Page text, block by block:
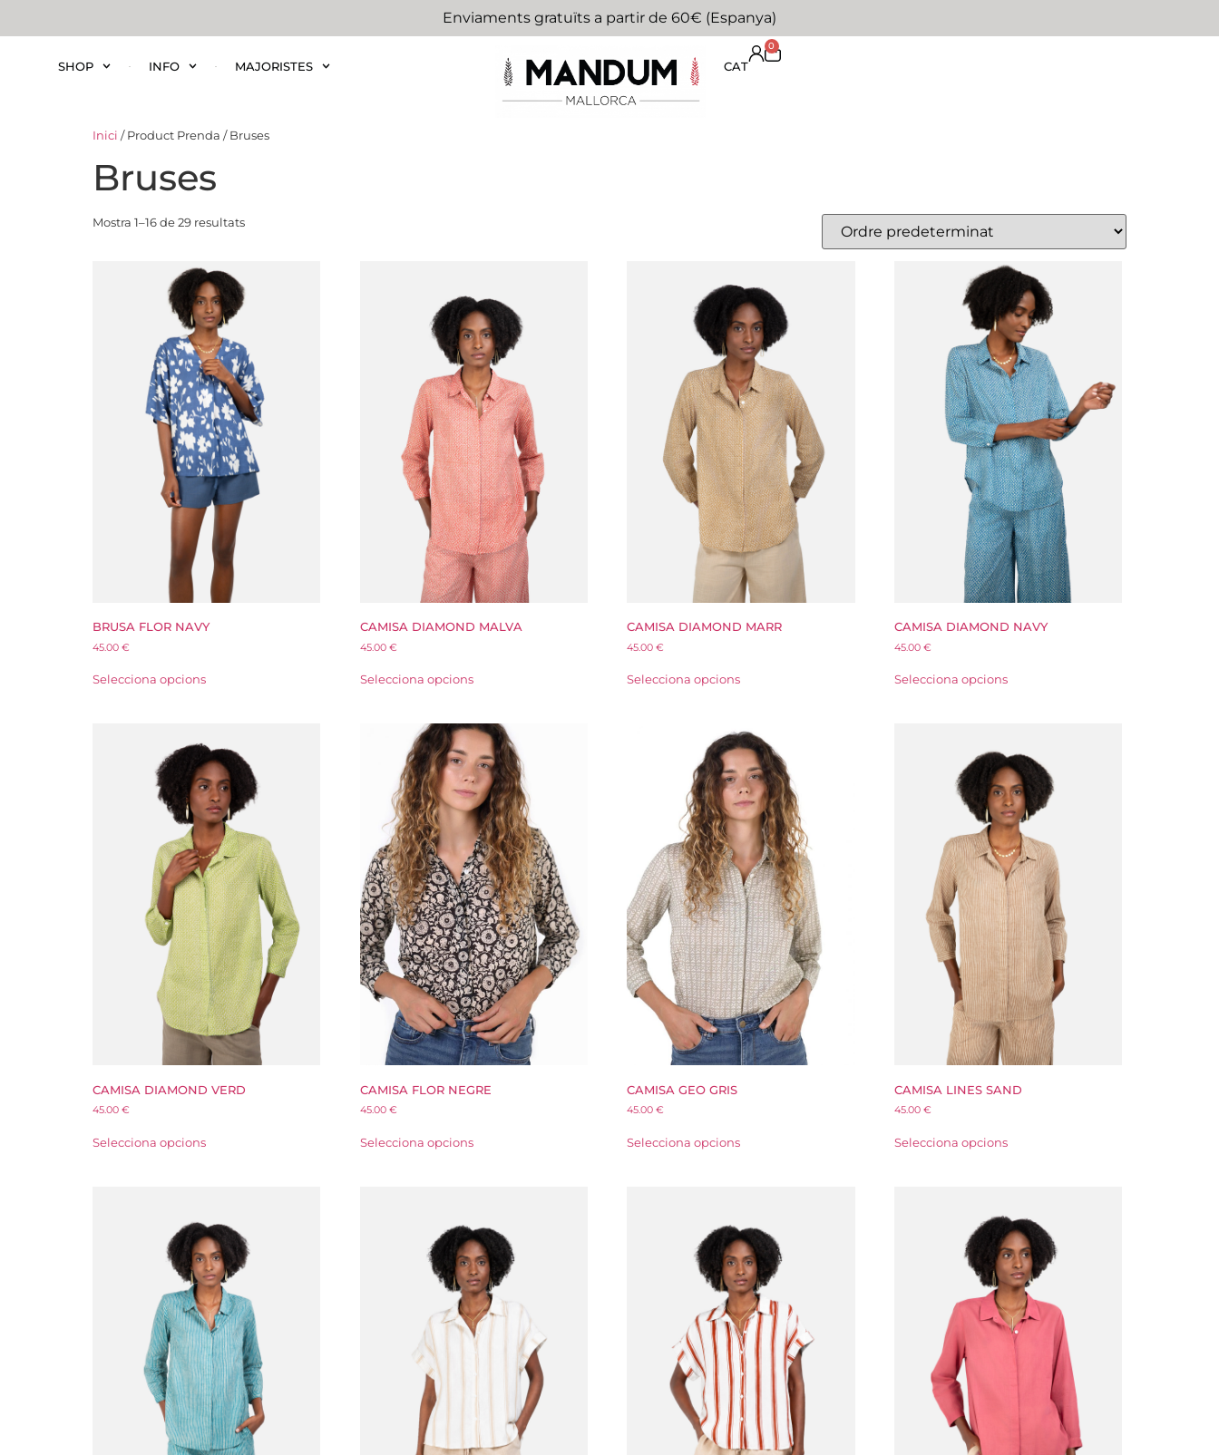
Enviaments gratuïts a partir de 60€ (Espanya)
SHOP INFO MAJORISTES CAT
0
Inici / Product Prenda / Bruses
Bruses
Mostra 1–16 de 29 resultats
BRUSA FLOR NAVY
45.00 €
Selecciona opcions
CAMISA DIAMOND MALVA
45.00 €
Selecciona opcions
CAMISA DIAMOND MARR
45.00€
Selecciona opcions
CAMISA DIAMOND NAVY
45.00€
Selecciona opcions
CAMISA DIAMOND VERD
45.00 €
Selecciona opcions
CAMISA FLOR NEGRE
45.00 €
Selecciona opcions
CAMISA GEO GRIS
45.00€
Selecciona opcions
CAMISA LINES SAND
45.00€
Selecciona opcions